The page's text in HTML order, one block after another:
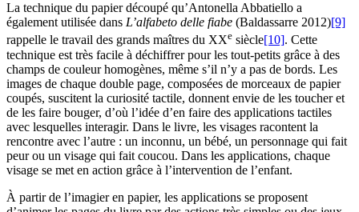
La technique du papier découpé qu’Antonella Abbatiello a
également utilisée dans L’alfabeto delle fiabe (Baldassarre 2012)[9]
rappelle le travail des grands maîtres du XXe siècle[10]. Cette
technique est très facile à déchiffrer pour les tout-petits grâce à des
champs de couleur homogènes, même s’il n’y a pas de bords. Les
images de chaque double page, composées de morceaux de papier
coupés, suscitent la curiosité tactile, donnent envie de les toucher et
de les faire bouger, d’où l’idée d’en faire des applications tactiles
avec lesquelles interagir. Dans le livre, les visages racontent la
rencontre avec l’autre : un inconnu, un bébé, un personnage qui fait
peur ou un visage qui fait coucou. Dans les applications, chaque
visage se met en action grâce à l’intervention de l’enfant.
À partir de l’imagier en papier, les applications se proposent